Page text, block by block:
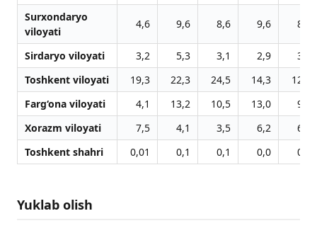
Surxondaryo
viloyati
4,6 9,6 8,6 9,6 8,5
Sirdaryo viloyati 3,2 5,3 3,1 2,9
3,0
Toshkent viloyati
19,3 22,3 24,5 14,3
12,9
Farg‘ona viloyati
4,1 13,2 10,5 13,0
9,7
Xorazm viloyati
7,5 4,1 3,5 6,2
6,3
Toshkent shahri
0,01 0,1 0,1 0,0 0,0
Yuklab olish